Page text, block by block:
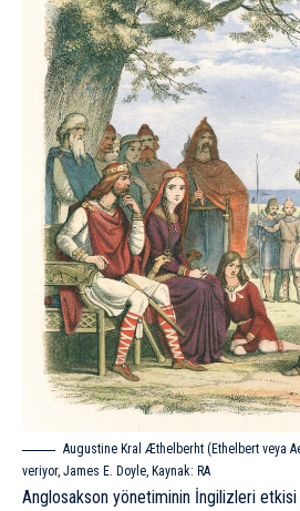
Augustine Kral Æthelberht (Ethelbert veya
veriyor, James E. Doyle, Kaynak: RA
Anglosakson yönetiminin İngilizleri etkisi